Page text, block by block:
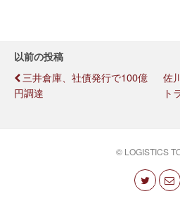
以前の投稿
三井倉庫、社債発行で100億
円調達
佐
ト
© LOGISTICS